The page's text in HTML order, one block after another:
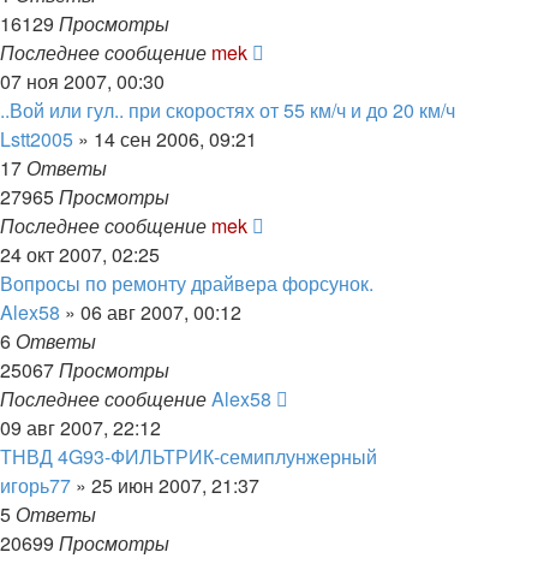
16129 Просмотры
Последнее сообщение mek
07 ноя 2007, 00:30
..Вой или гул.. при скоростях от 55 км/ч и до 20 км/ч
Lstt2005 » 14 сен 2006, 09:21
17 Ответы
27965Просмотры
Последнее сообщение mek
24 окт 2007, 02:25
Вопросы по ремонту драйвера форсунок.
Alex58 » 06 авг 2007, 00:12
6 Ответы
25067Просмотры
Последнее сообщениеAlex58
09 авг 2007, 22:12
ТНВД 4G93-ФИЛЬТРИК-семиплунжерный
игорь77 » 25 июн 2007, 21:37
5 Ответы
20699 Просмотры